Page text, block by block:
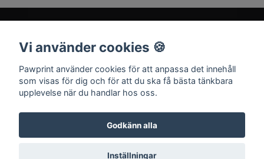
Sociala medier
© 2026 Pawprint
Vi använder cookies 🍪
Pawprint använder cookies för att anpassa det innehåll
som visas för dig och för att du ska få bästa tänkbara
upplevelse när du handlar hos oss.
Godkänn alla
Inställningar